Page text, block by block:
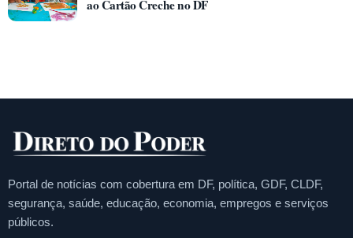
ao Cartão Creche no DF
Portal de notícias com cobertura em DF, política, GDF, CLDF,
segurança, saúde, educação, economia, empregos e serviços
públicos.